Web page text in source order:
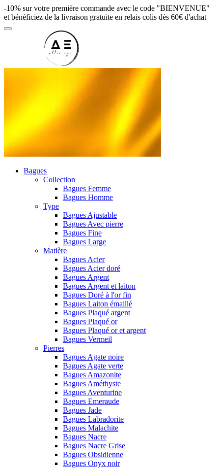
-10% sur votre première commande avec le code "BIENVENUE"
et bénéficiez de la livraison gratuite en relais colis dès 60€ d'achat
Bagues
Collection
Bagues Femme
Bagues Homme
Type
Bagues Ajustable
Bagues Avec pierre
Bagues Fine
Bagues Large
Matière
Bagues Acier
Bagues Acier doré
Bagues Argent
Bagues Argent et laiton
Bagues Doré à l'or fin
Bagues Laiton émaillé
Bagues Plaqué argent
Bagues Plaqué or
Bagues Plaqué or et argent
Bagues Vermeil
Pierres
Bagues Agate noire
Bagues Agate verte
Bagues Amazonite
Bagues Améthyste
Bagues Aventurine
Bagues Emeraude
Bagues Jade
Bagues Labradorite
Bagues Malachite
Bagues Nacre
Bagues Nacre Grise
Bagues Obsidienne
Bagues Onyx noir